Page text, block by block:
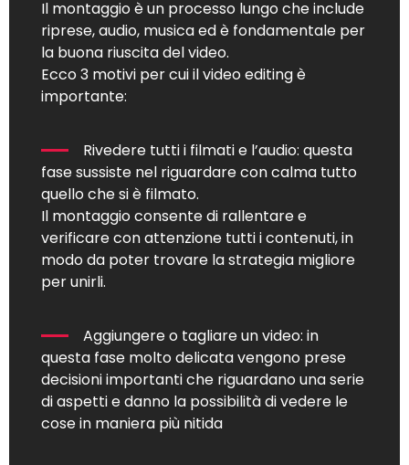
Il montaggio è un processo lungo che include
riprese, audio, musica ed è fondamentale per
la buona riuscita del video.
Ecco 3 motivi per cui il video editing è
importante:
Rivedere tutti i filmati e l’audio: questa
fase sussiste nel riguardare con calma tutto
quello che si è filmato.
Il montaggio consente di rallentare e
verificare con attenzione tutti i contenuti, in
modo da poter trovare la strategia migliore
per unirli.
Aggiungere o tagliare un video: in
questa fase molto delicata vengono prese
decisioni importanti che riguardano una serie
di aspetti e danno la possibilità di vedere le
cose in maniera più nitida